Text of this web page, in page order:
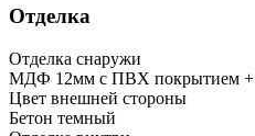
Отделка
Отделка снаружи
МДФ 12мм с ПВХ покрытием +
Цвет внешней стороны
Бетон темный